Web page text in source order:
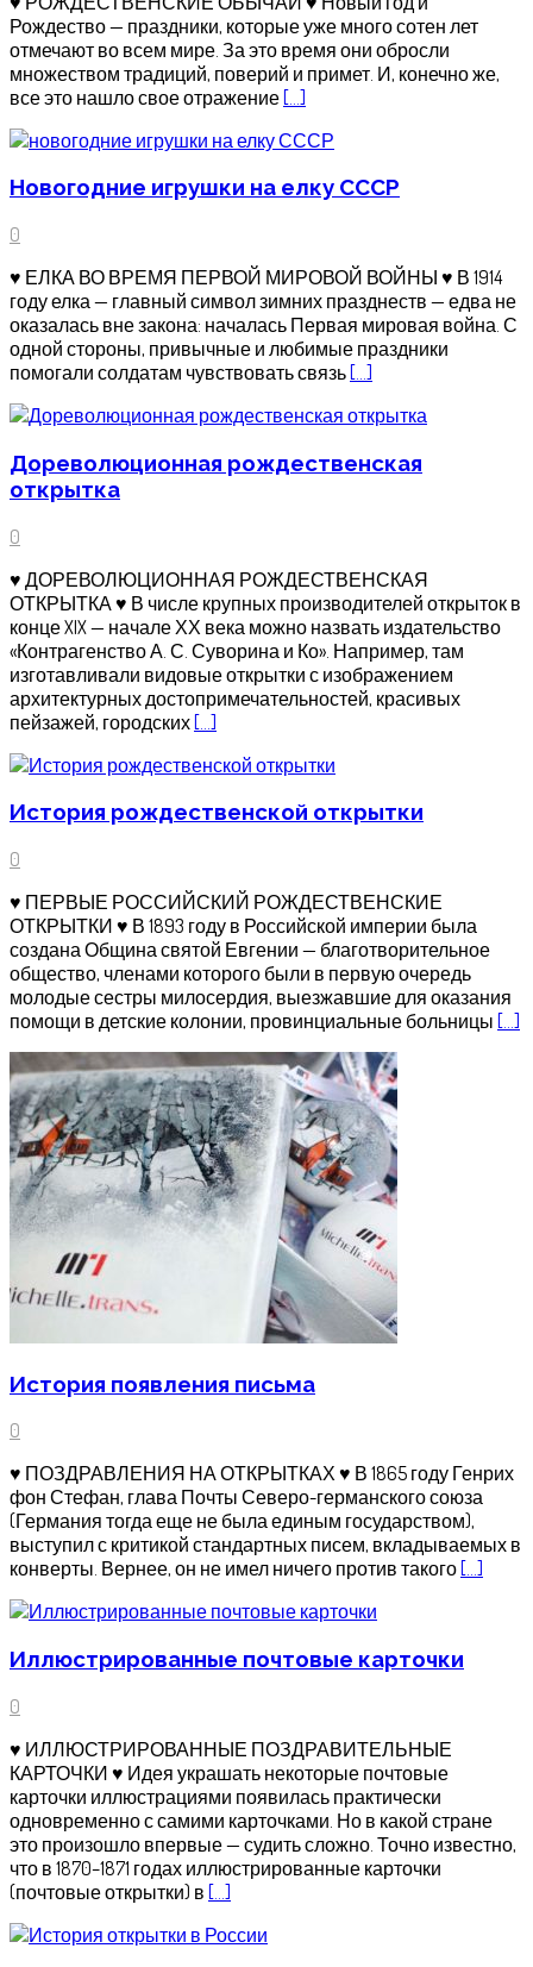
Рождество — праздники, которые уже много сотен лет
отмечают во всем мире. За это время они обросли
множеством традиций, поверий и примет. И, конечно же,
все это нашло свое отражение[…]
Новогодние игрушки на елку СССР
0
♥ ЕЛКА ВО ВРЕМЯ ПЕРВОЙ МИРОВОЙ ВОЙНЫ ♥ В 1914
году елка — главный символ зимних празднеств — едва не
оказалась вне закона: началась Первая мировая война. С
одной стороны, привычные и любимые праздники
помогали солдатам чувствовать связь […]
Дореволюционная рождественская
открытка
0
♥ ДОРЕВОЛЮЦИОННАЯ РОЖДЕСТВЕНСКАЯ
ОТКРЫТКА ♥ В числе крупных производителей открыток в
конце XIX — начале ХХ века можно назвать издательство
«Контрагенство А. С. Суворина и Ко». Например, там
изготавливали видовые открытки с изображением
архитектурных достопримечательностей, красивых
пейзажей, городских[…]
История рождественской открытки
0
♥ ПЕРВЫЕ РОССИЙСКИЙ РОЖДЕСТВЕНСКИЕ
ОТКРЫТКИ ♥ В 1893 году в Российской империи была
создана Община святой Евгении — благотворительное
общество, членами которого были в первую очередь
молодые сестры милосердия, выезжавшие для оказания
помощи в детские колонии, провинциальные больницы […]
История появления письма
0
♥ ПОЗДРАВЛЕНИЯ НА ОТКРЫТКАХ ♥ В 1865 году Генрих
фон Стефан, глава Почты Северо-германского союза
(Германия тогда еще не была единым государством),
выступил с критикой стандартных писем, вкладываемых в
конверты. Вернее, он не имел ничего против такого […]
Иллюстрированные почтовые карточки
0
♥ ИЛЛЮСТРИРОВАННЫЕ ПОЗДРАВИТЕЛЬНЫЕ
КАРТОЧКИ ♥ Идея украшать некоторые почтовые
карточки иллюстрациями появилась практически
одновременно с самими карточками. Но в какой стране
это произошло впервые — судить сложно. Точно известно,
что в 1870–1871 годах иллюстрированные карточки
(почтовые открытки) в […]